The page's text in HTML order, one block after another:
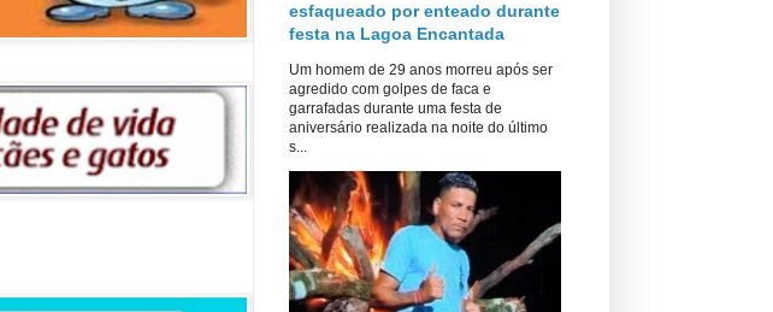
esfaqueado por enteado durante
festa na Lagoa Encantada
Um homem de 29 anos morreu após ser
agredido com golpes de faca e
garrafadas durante uma festa de
aniversário realizada na noite do último
s...